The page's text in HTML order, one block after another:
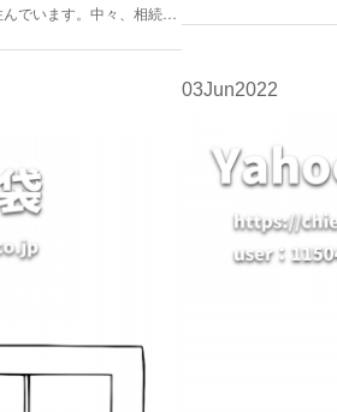
でいます。中々、相続…
03Jun2022